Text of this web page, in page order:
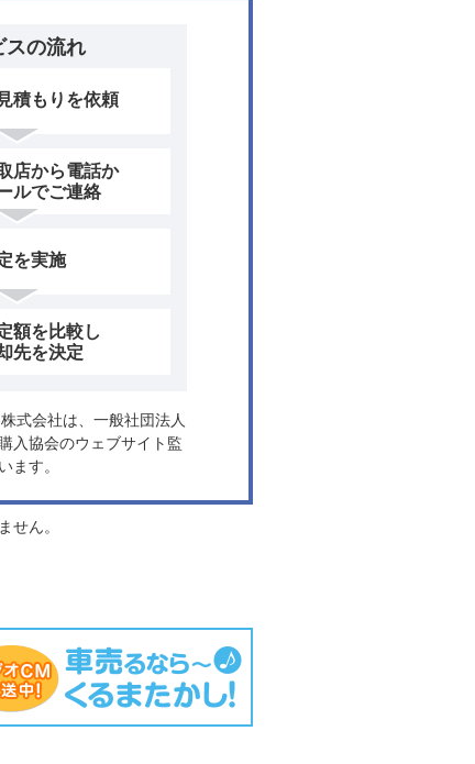
スの流れ
積もりを依頼
店から電話か
ルでご連絡
を実施
額を比較し
先を決定
式会社は、一般社団法人
入協会のウェブサイト監
ます。
せん。